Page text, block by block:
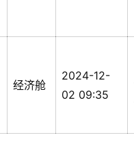
经济舱
2024-12-
02 09:35